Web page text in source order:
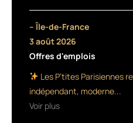
recherche
d’une
consommation
certification
– Île-de-France
3 août 2026
Offres d'emplois
Les P’tites Parisiennes
indépendant, moderne...
Voir plus